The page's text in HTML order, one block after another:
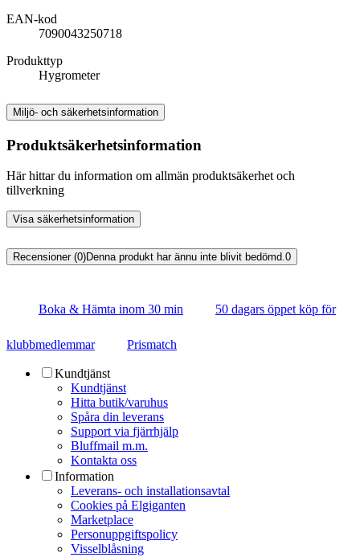
EAN-kod
7090043250718
Produkttyp
Hygrometer
Miljö- och säkerhetsinformation
Produktsäkerhetsinformation
Här hittar du information om allmän produktsäkerhet och
tillverkning
Visa säkerhetsinformation
Recensioner (0)Denna produkt har ännu inte blivit bedömd.0
Boka & Hämta inom 30 min 50 dagars öppet köp för
klubbmedlemmar Prismatch
Kundtjänst
Kundtjänst
Hitta butik/varuhus
Spåra din leverans
Support via fjärrhjälp
Bluffmail m.m.
Kontakta oss
Information
Leverans- och installationsavtal
Cookies på Elgiganten
Marketplace
Personuppgiftspolicy
Visselblåsning